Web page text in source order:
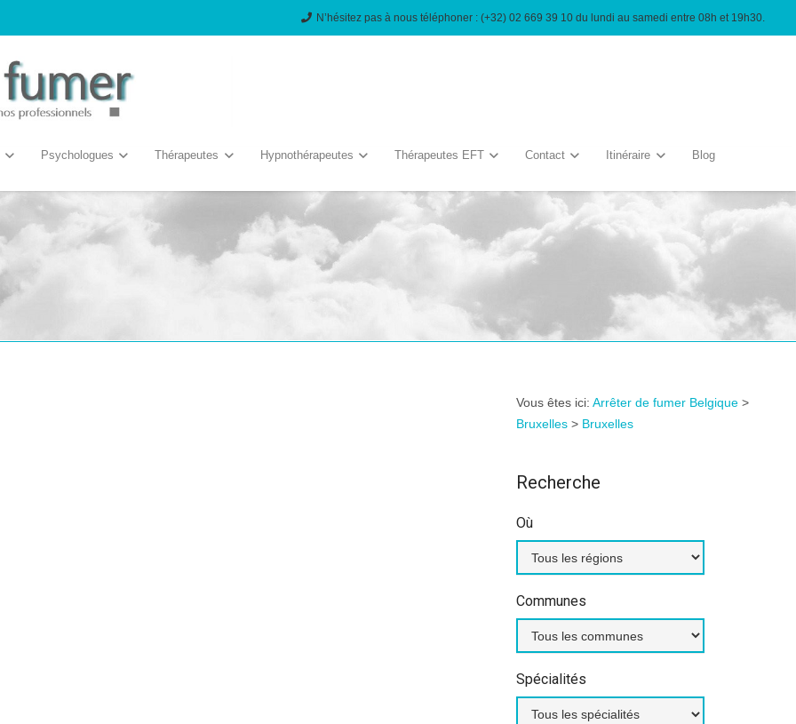
N’hésitez pas à nous téléphoner : (+32) 02 669 39 10 du lundi au samedi entre 08h et 19h30.
Psychologues Thérapeutes Hypnothérapeutes Thérapeutes EFT Contact Itinéraire Blog
Vous êtes ici: Arrêter de fumer Belgique>
Bruxelles> Bruxelles
Recherche
Où
Communes
Spécialités